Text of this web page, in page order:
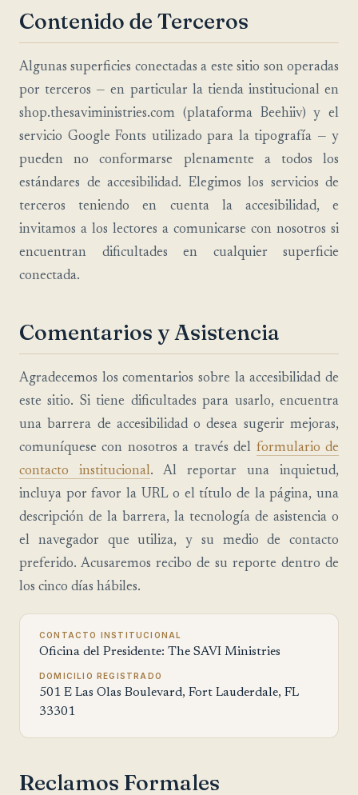
Contenido de Terceros
Algunas superficies conectadas a este sitio son operadas
por terceros — en particular la tienda institucional en
shop.thesaviministries.com (plataforma Beehiiv) y el
servicio Google Fonts utilizado para la tipografía — y
pueden no conformarse plenamente a todos los
estándares de accesibilidad. Elegimos los servicios de
terceros teniendo en cuenta la accesibilidad, e
invitamos a los lectores a comunicarse con nosotros si
encuentran dificultades en cualquier superficie
conectada.
Comentarios y Asistencia
Agradecemos los comentarios sobre la accesibilidad de
este sitio. Si tiene dificultades para usarlo, encuentra
una barrera de accesibilidad o desea sugerir mejoras,
comuníquese con nosotros a través del formulario de
contacto institucional. Al reportar una inquietud,
incluya por favor la URL o el título de la página, una
descripción de la barrera, la tecnología de asistencia o
el navegador que utiliza, y su medio de contacto
preferido. Acusaremos recibo de su reporte dentro de
los cinco días hábiles.
CONTACTO INSTITUCIONAL
Oficina del Presidente: The SAVI Ministries
DOMICILIO REGISTRADO
501 E Las Olas Boulevard, Fort Lauderdale, FL
33301
Reclamos Formales